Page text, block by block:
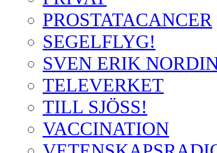
PROSTATACANCER
SEGELFLYG!
SVEN ERIK
TELEVERKET
TILL SJÖSS!
VACCINATION